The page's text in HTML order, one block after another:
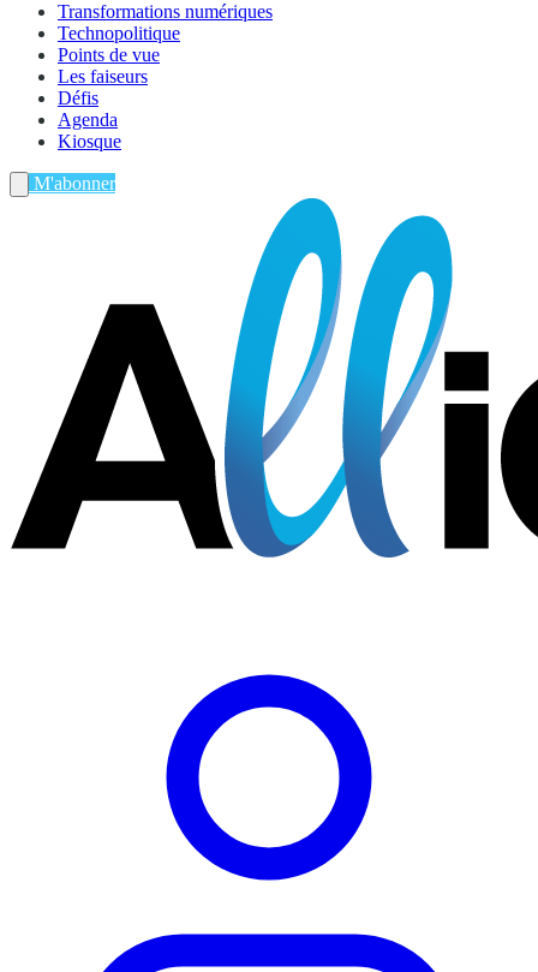
Transformations numériques
Technopolitique
Points de vue
Les faiseurs
Défis
Agenda
Kiosque
M'abonner